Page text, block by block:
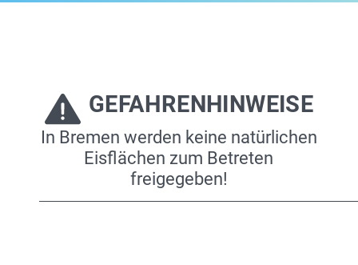
GEFAHRENHINWEISE
In Bremen werden keine natürlichen
Eisflächen zum Betreten
freigegeben!